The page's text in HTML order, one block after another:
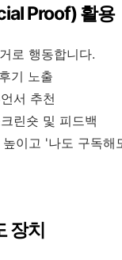
Proof) 활용
로 행동합니다.
기 노출
서 추천
린숏 및 피드백
이고 '나도 구독해
장치